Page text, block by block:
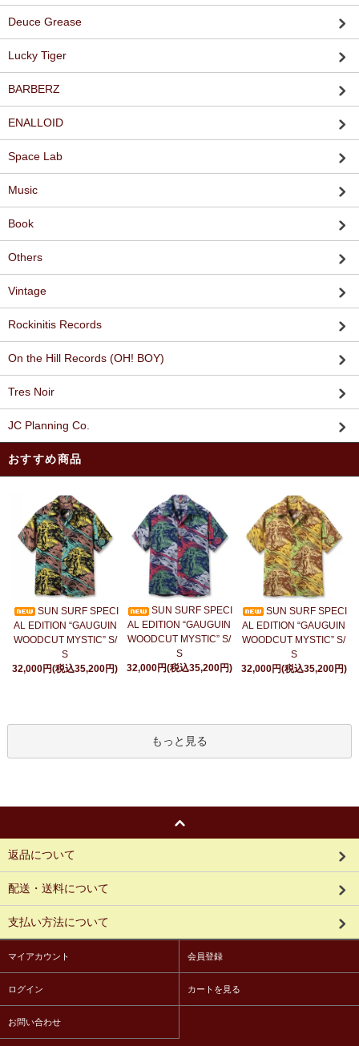
Deuce Grease
Lucky Tiger
BARBERZ
ENALLOID
Space Lab
Music
Book
Others
Vintage
Rockinitis Records
On the Hill Records (OH! BOY)
Tres Noir
JC Planning Co.
おすすめ商品
SUN SURF SPECI
AL EDITION “GAUGUIN
WOODCUT MYSTIC” S/
S
32,000円(税込35,200円)
SUN SURF SPECI
AL EDITION “GAUGUIN
WOODCUT MYSTIC” S/
S
32,000円(税込35,200円)
SUN SURF SPECI
AL EDITION “GAUGUIN
WOODCUT MYSTIC” S/
S
32,000円(税込35,200円)
もっと見る
返品について
配送・送料について
支払い方法について
マイアカウント 会員登録
ログイン カートを見る
お問い合わせ